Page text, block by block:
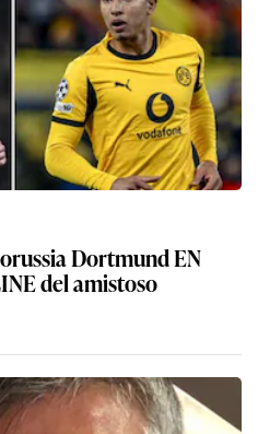
Dortmund EN
del amistoso